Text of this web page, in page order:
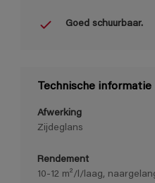
Goed schuurbaar.
Technische informatie
Afwerking
Zijdeglans
Rendement
10-12 m²/l/laag,